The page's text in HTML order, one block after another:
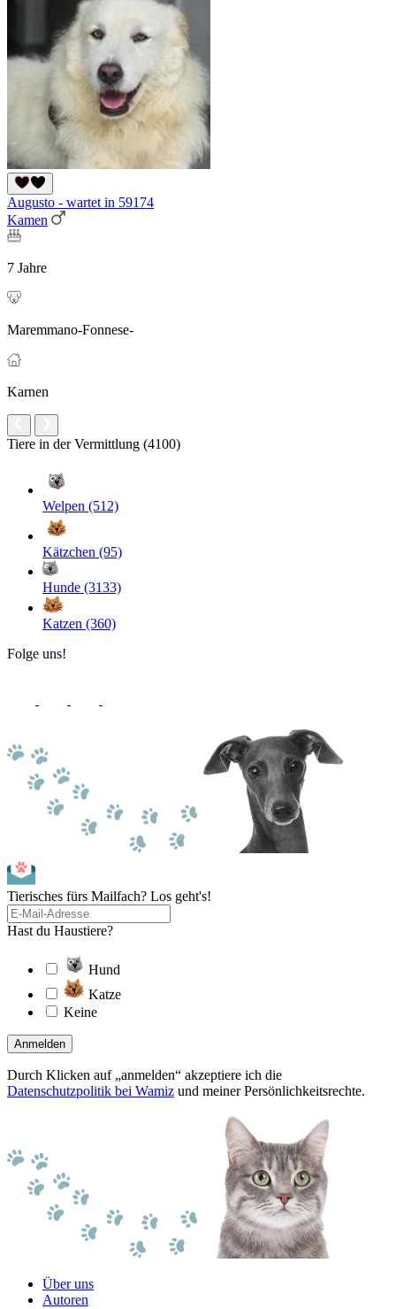
Augusto - wartet in 59174
Kamen
7 Jahre
Maremmano-Fonnese-
Karnen
Tiere in der Vermittlung (4100)
Welpen (512)
Kätzchen (95)
Hunde (3133)
Katzen (360)
Folge uns!
Tierisches fürs Mailfach? Los geht's!
Hast du Haustiere?
Hund
Katze
Keine
Anmelden
Durch Klicken auf „anmelden“ akzeptiere ich die
Datenschutzpolitik bei Wamiz und meiner Persönlichkeitsrechte.
Über uns
Autoren